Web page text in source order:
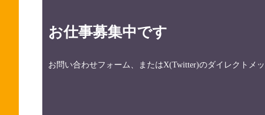
お仕事募集中です
お問い合わせフォーム、またはX(Twitter)のダイレクトメ